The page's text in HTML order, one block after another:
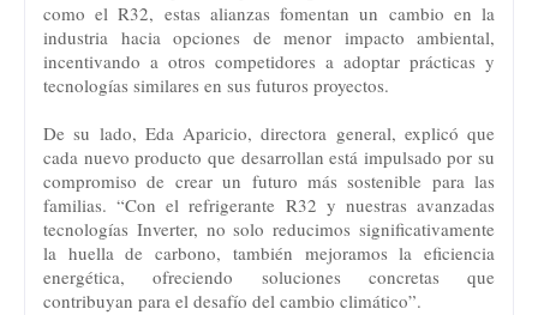
como el R32, estas alianzas fomentan un cambio en la
industria hacia opciones de menor impacto ambiental,
incentivando a otros competidores a adoptar prácticas y
tecnologías similares en sus futuros proyectos.
De su lado, Eda Aparicio, directora general, explicó que
cada nuevo producto que desarrollan está impulsado por su
compromiso de crear un futuro más sostenible para las
familias. “Con el refrigerante R32 y nuestras avanzadas
tecnologías Inverter, no solo reducimos significativamente
la huella de carbono, también mejoramos la eficiencia
energética, ofreciendo soluciones concretas que
contribuyan para el desafío del cambio climático”.